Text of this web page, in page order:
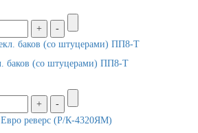
баков (со штуцерами) ПП8-Т